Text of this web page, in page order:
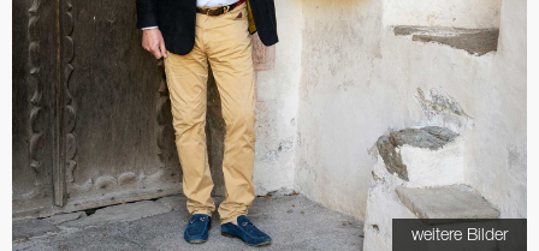
weitere Bilder